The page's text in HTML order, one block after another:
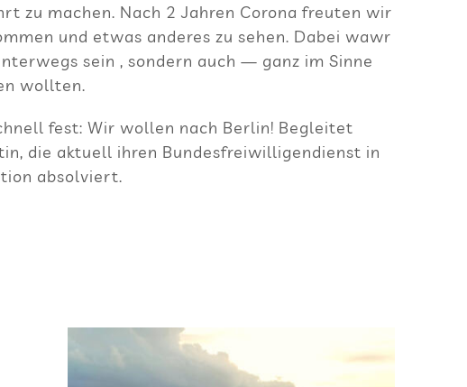
zu machen. Nach 2 Jah­ren Corona freu­ten wir
und etwas ande­res zu sehen. Dabei wawr
sein , son­dern auch — ganz im Sinne
wollten.
fest: Wir wol­len nach Ber­lin! Beglei­tet
die aktu­ell ihren Bun­des­frei­wil­li­gen­dienst in
absolviert.